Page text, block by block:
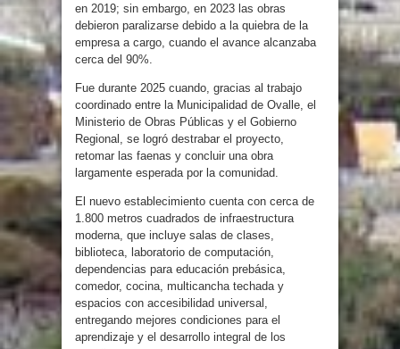
en 2019; sin embargo, en 2023 las obras
debieron paralizarse debido a la quiebra de la
empresa a cargo, cuando el avance alcanzaba
cerca del 90%.
Fue durante 2025 cuando, gracias al trabajo
coordinado entre la Municipalidad de Ovalle, el
Ministerio de Obras Públicas y el Gobierno
Regional, se logró destrabar el proyecto,
retomar las faenas y concluir una obra
largamente esperada por la comunidad.
El nuevo establecimiento cuenta con cerca de
1.800 metros cuadrados de infraestructura
moderna, que incluye salas de clases,
biblioteca, laboratorio de computación,
dependencias para educación prebásica,
comedor, cocina, multicancha techada y
espacios con accesibilidad universal,
entregando mejores condiciones para el
aprendizaje y el desarrollo integral de los